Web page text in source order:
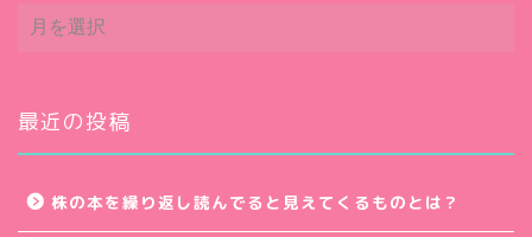
ア
ー
ブ
最近の投稿
株の本を繰り返し読んでると見えてくるものとは？